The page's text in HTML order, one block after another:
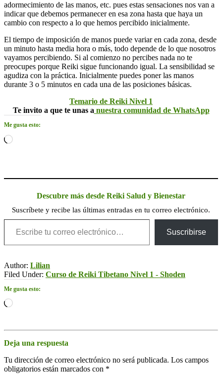
adormecimiento de las manos, etc. pues estas sensaciones nos van a
indicar que debemos permanecer en esa zona hasta que haya un
cambio con respecto a lo que hemos percibido inicialmente.
El tiempo de imposición de manos puede variar en cada zona, desde
un minuto hasta media hora o más, todo depende de lo que nosotros
vayamos percibiendo. Si al comienzo no percibes nada no te
preocupes porque Reiki sigue funcionando igual. La sensibilidad se
agudiza con la práctica. Inicialmente puedes poner las manos
durante 3 o 5 minutos en cada una de las posiciones básicas.
Temario de Reiki Nivel 1
Te invito a que te unas a nuestra comunidad de WhatsApp
Me gusta esto:
Cargando...
Descubre más desde Reiki Salud y Bienestar
Suscríbete y recibe las últimas entradas en tu correo electrónico.
Escribe tu correo electrónico…
Suscribirse
Author: Lilian
Filed Under: Curso de Reiki Tibetano Nivel 1 - Shoden
Me gusta esto:
Cargando...
Deja una respuesta
Tu dirección de correo electrónico no será publicada. Los campos
obligatorios están marcados con *